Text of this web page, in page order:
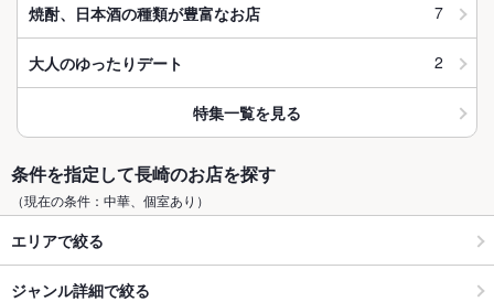
焼酎、日本酒の種類が豊富なお店 7
大人のゆったりデート 2
特集一覧を見る
条件を指定して長崎のお店を探す
（現在の条件：中華、個室あり）
エリアで絞る
ジャンル詳細で絞る